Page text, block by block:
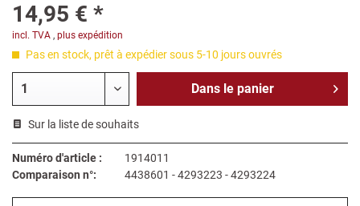
14,95 € *
incl. TVA , plus expédition
Pas en stock, prêt à expédier sous 5-10 jours ouvrés
Dans le panier
Sur la liste de souhaits
Numéro d'article :
1914011
Comparaison n°:
4438601 - 4293223 - 4293224